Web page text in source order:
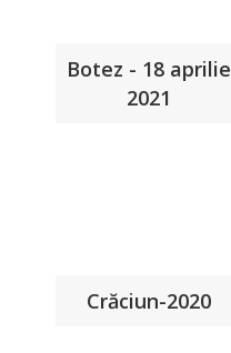
Botez - 18 aprilie
2021
Crăciun-2020